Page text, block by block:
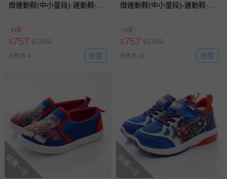
燈運動鞋(中小童段)-運動鞋-藍
64折
$757 $1190
已售出 4 追蹤
燈運動鞋(中小童段)-運動鞋-紅
64折
$757 $1190
已售出 12 追蹤
搶購一空 搶購一空